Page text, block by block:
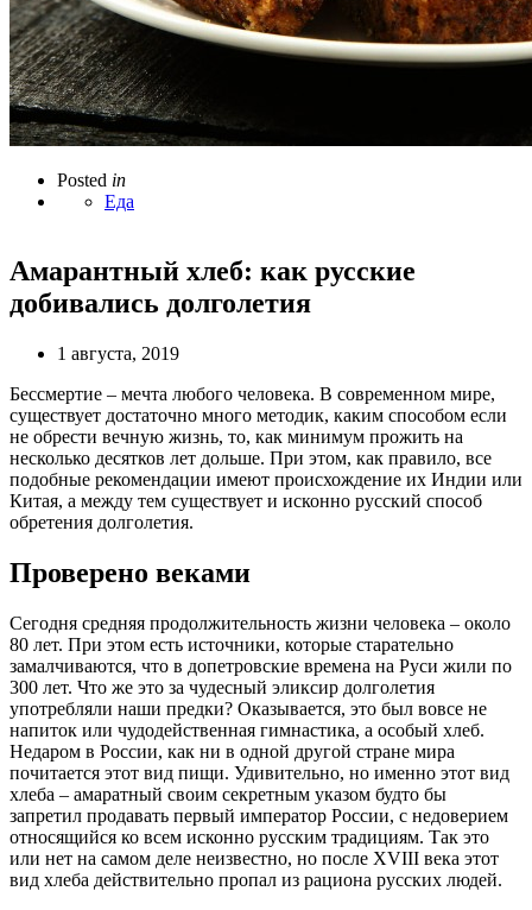
Posted in
Еда
Амарантный хлеб: как русские
добивались долголетия
1 августа, 2019
Бессмертие – мечта любого человека. В современном мире,
существует достаточно много методик, каким способом если
не обрести вечную жизнь, то, как минимум прожить на
несколько десятков лет дольше. При этом, как правило, все
подобные рекомендации имеют происхождение их Индии или
Китая, а между тем существует и исконно русский способ
обретения долголетия.
Проверено веками
Сегодня средняя продолжительность жизни человека – около
80 лет. При этом есть источники, которые старательно
замалчиваются, что в допетровские времена на Руси жили по
300 лет. Что же это за чудесный эликсир долголетия
употребляли наши предки? Оказывается, это был вовсе не
напиток или чудодейственная гимнастика, а особый хлеб.
Недаром в России, как ни в одной другой стране мира
почитается этот вид пищи. Удивительно, но именно этот вид
хлеба – амаратный своим секретным указом будто бы
запретил продавать первый император России, с недоверием
относящийся ко всем исконно русским традициям. Так это
или нет на самом деле неизвестно, но после XVIII века этот
вид хлеба действительно пропал из рациона русских людей.